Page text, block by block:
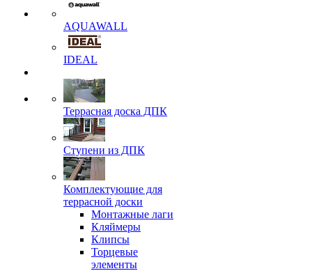
AQUAWALL
IDEAL
Террасная доска ДПК
Ступени из ДПК
Комплектующие для
террасной доски
Монтажные лаги
Кляймеры
Клипсы
Торцевые
элементы